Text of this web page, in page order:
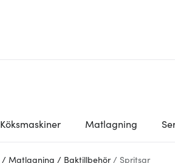
Köksmaskiner Matlagning
/ Matlagning / Baktillbehör / Spritsar